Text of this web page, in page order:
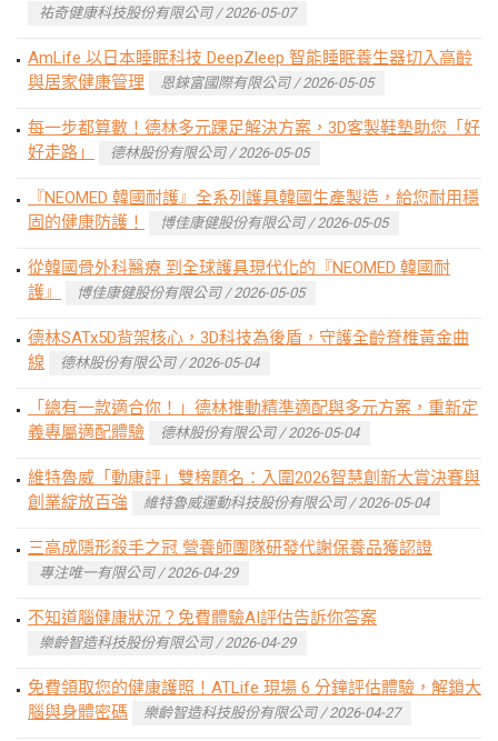
祐奇健康科技股份有限公司 / 2026-05-07
AmLife 以日本睡眠科技 DeepZleep 智能睡眠養生器切入高齡
與居家健康管理
恩錸富國際有限公司 / 2026-05-05
每一步都算數！德林多元踝足解決方案，3D客製鞋墊助您「好
好走路」
德林股份有限公司 / 2026-05-05
『NEOMED 韓國耐護』全系列護具韓國生產製造，給您耐用穩
固的健康防護！
博佳康健股份有限公司 / 2026-05-05
從韓國骨外科醫療 到全球護具現代化的『NEOMED 韓國耐
護』
博佳康健股份有限公司 / 2026-05-05
德林SATx5D背架核心，3D科技為後盾，守護全齡脊椎黃金曲
線
德林股份有限公司 / 2026-05-04
「總有一款適合你！」德林推動精準適配與多元方案，重新定
義專屬適配體驗
德林股份有限公司 / 2026-05-04
維特魯威「動康評」雙榜題名：入圍2026智慧創新大賞決賽與
創業綻放百強
維特魯威運動科技股份有限公司 / 2026-05-04
三高成隱形殺手之冠 營養師團隊研發代謝保養品獲認證
專注唯一有限公司 / 2026-04-29
不知道腦健康狀況？免費體驗AI評估告訴你答案
樂齡智造科技股份有限公司 / 2026-04-29
免費領取您的健康護照！ATLife 現場 6 分鐘評估體驗，解鎖大
腦與身體密碼
樂齡智造科技股份有限公司 / 2026-04-27